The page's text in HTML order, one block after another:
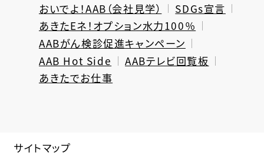
おいでよ！AAB（会社見学）
SDGs宣言
あきたEネ！オプション水力100％
AABがん検診促進キャンペーン
AAB Hot Side
AABテレビ回覧板
あきたでお仕事
サイトマップ